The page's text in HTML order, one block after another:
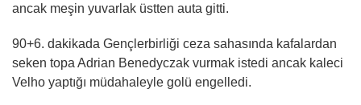
ancak meşin yuvarlak üstten auta gitti.
90+6. dakikada Gençlerbirliği ceza sahasında kafalardan
seken topa Adrian Benedyczak vurmak istedi ancak kaleci
Velho yaptığı müdahaleyle golü engelledi.